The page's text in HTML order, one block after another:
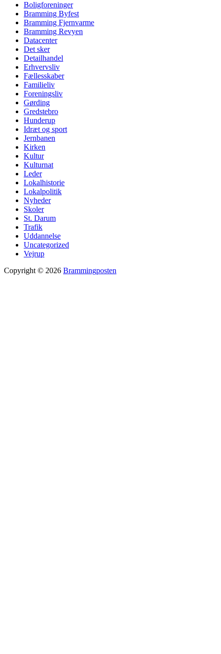
Boligforeninger
Bramming Byfest
Bramming Fjernvarme
Bramming Revyen
Datacenter
Det sker
Detailhandel
Erhvervsliv
Fællesskaber
Familieliv
Foreningsliv
Gørding
Gredstebro
Hunderup
Idræt og sport
Jernbanen
Kirken
Kultur
Kulturnat
Leder
Lokalhistorie
Lokalpolitik
Nyheder
Skoler
St. Darum
Trafik
Uddannelse
Uncategorized
Vejrup
Copyright © 2026 Brammingposten